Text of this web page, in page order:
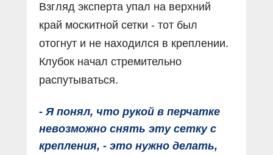
Взгляд эксперта упал на верхний
край москитной сетки - тот был
отогнут и не находился в креплении.
Клубок начал стремительно
распутываться.
- Я понял, что рукой в перчатке
невозможно снять эту сетку с
крепления, - это нужно делать,